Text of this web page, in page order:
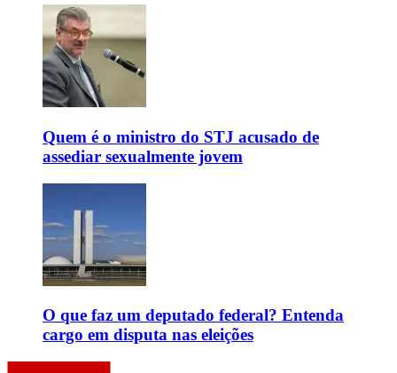
Quem é o ministro do STJ acusado de
assediar sexualmente jovem
O que faz um deputado federal? Entenda
cargo em disputa nas eleições